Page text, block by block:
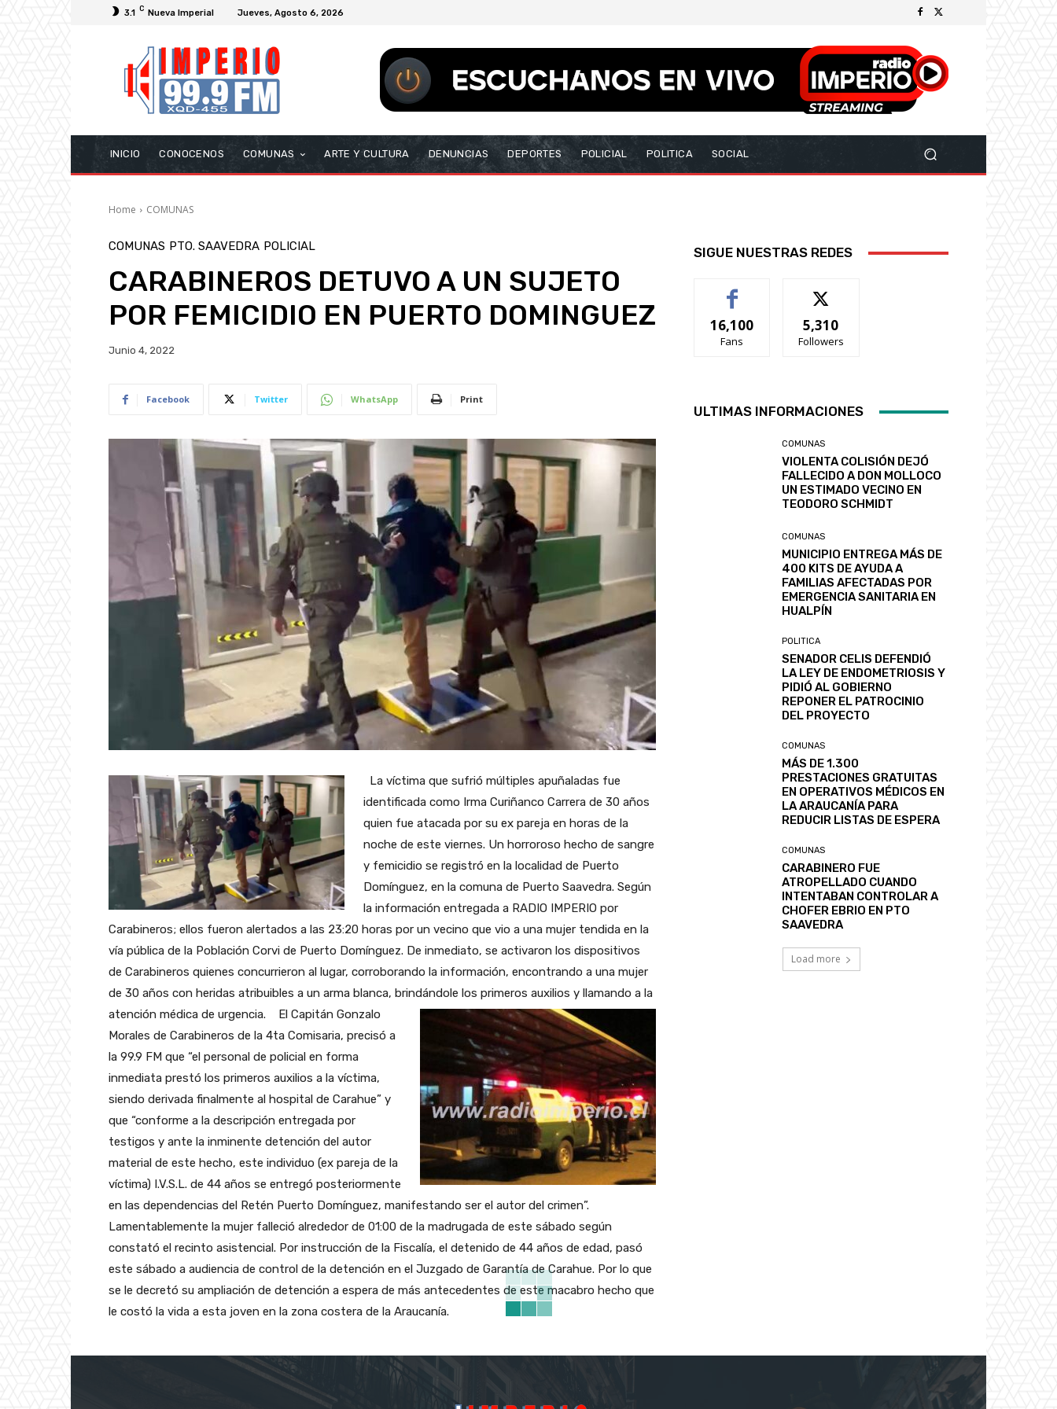
3.1 C Nueva Imperial Jueves, Agosto 6, 2026
INICIO CONOCENOS COMUNAS ARTE Y CULTURA DENUNCIAS DEPORTES POLICIAL POLITICA SOCIAL
Home COMUNAS
COMUNAS PTO. SAAVEDRA POLICIAL
CARABINEROS DETUVO A UN SUJETO
POR FEMICIDIO EN PUERTO DOMINGUEZ
Junio 4, 2022
Facebook Twitter WhatsApp Print
La víctima que sufrió múltiples apuñaladas fue
identificada como Irma Curiñanco Carrera de 30 años
quien fue atacada por su ex pareja en horas de la
noche de este viernes. Un horroroso hecho de sangre
y femicidio se registró en la localidad de Puerto
Domínguez, en la comuna de Puerto Saavedra. Según
la información entregada a RADIO IMPERIO por
Carabineros; ellos fueron alertados a las 23:20 horas por un vecino que vio a una mujer tendida en la
vía pública de la Población Corvi de Puerto Domínguez. De inmediato, se activaron los dispositivos
de Carabineros quienes concurrieron al lugar, corroborando la información, encontrando a una mujer
de 30 años con heridas atribuibles a un arma blanca, brindándole los primeros auxilios y llamando a la
atención médica de urgencia.
El Capitán Gonzalo
Morales de Carabineros de la 4ta Comisaria, precisó a
la 99.9 FM que “el personal de policial en forma
inmediata prestó los primeros auxilios a la víctima,
siendo derivada finalmente al hospital de Carahue” y
que “conforme a la descripción entregada por
testigos y ante la inminente detención del autor
material de este hecho, este individuo (ex pareja de la
víctima) I.V.S.L. de 44 años se entregó posteriormente
en las dependencias del Retén Puerto Domínguez, manifestando ser el autor del crimen”.
Lamentablemente la mujer falleció alrededor de 01:00 de la madrugada de este sábado según
constató el recinto asistencial. Por instrucción de la Fiscalía, el detenido de 44 años de edad, pasó
este sábado a audiencia de control de la detención en el Juzgado de Garantía de Carahue. Por lo que
se le decretó su ampliación de detención a espera de más antecedentes de este macabro hecho que
le costó la vida a esta joven en la zona costera de la Araucanía.
SIGUE NUESTRAS REDES
16,100
Fans
5,310
Followers
ULTIMAS INFORMACIONES
COMUNAS
VIOLENTA COLISIÓN DEJÓ
FALLECIDO A DON MOLLOCO
UN ESTIMADO VECINO EN
TEODORO SCHMIDT
COMUNAS
MUNICIPIO ENTREGA MÁS DE
400 KITS DE AYUDA A
FAMILIAS AFECTADAS POR
EMERGENCIA SANITARIA EN
HUALPÍN
POLITICA
SENADOR CELIS DEFENDIÓ
LA LEY DE ENDOMETRIOSIS Y
PIDIÓ AL GOBIERNO
REPONER EL PATROCINIO
DEL PROYECTO
COMUNAS
MÁS DE 1.300
PRESTACIONES GRATUITAS
EN OPERATIVOS MÉDICOS EN
LA ARAUCANÍA PARA
REDUCIR LISTAS DE ESPERA
COMUNAS
CARABINERO FUE
ATROPELLADO CUANDO
INTENTABAN CONTROLAR A
CHOFER EBRIO EN PTO
SAAVEDRA
Load more